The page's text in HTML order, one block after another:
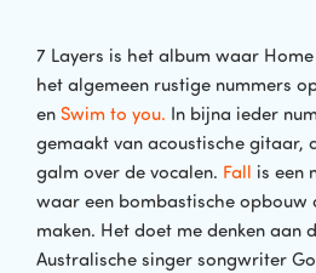
7 Layers is het album waar
het algemeen rustige nummers
en Swim to you. In bijna ieder
gemaakt van acoustische gitaar,
galm over de vocalen. Fall is een
waar een bombastische opbouw
maken. Het doet me denken aan
Australische singer songwriter